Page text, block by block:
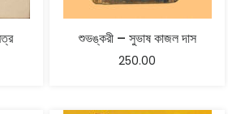
শুভঙ্করী – সুভাষ কাজল দাস
250.00